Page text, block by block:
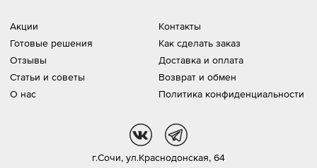
Акции
Готовые решения
Отзывы
Статьи и советы
О нас
Контакты
Как сделать заказ
Доставка и оплата
Возврат и обмен
Политика конфиденциальности
г.Сочи, ул.Краснодонская, 64
vk